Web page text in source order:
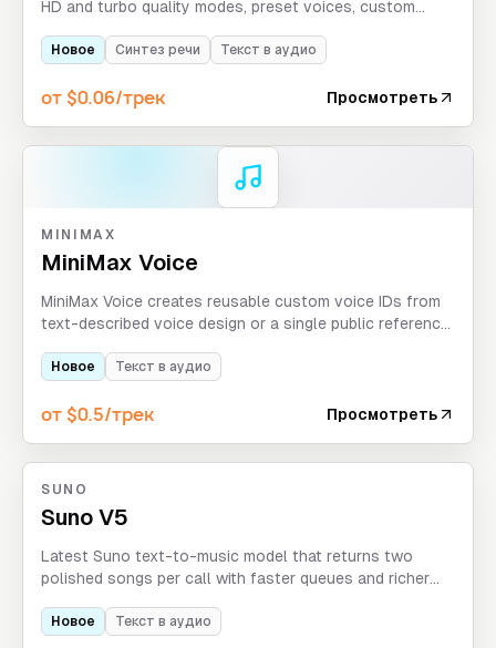
HD and turbo quality modes, preset voices, custom
pronunciation dictionaries, and multilingual output
Новое Синтез речи Текст в аудио
от $0.06/трек Просмотреть
MINIMAX
MiniMax Voice
MiniMax Voice creates reusable custom voice IDs from
text-described voice design or a single public reference
Новое Текст в аудио
от $0.5/трек Просмотреть
SUNO
Suno V5
Latest Suno text-to-music model that returns two
polished songs per call with faster queues and richer
Новое Текст в аудио